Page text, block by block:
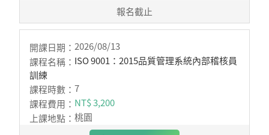
報名截止
2026/08/13
ISO 9001：2015品質管理系統內部稽核員
訓練
7
NT$ 3,200
桃園